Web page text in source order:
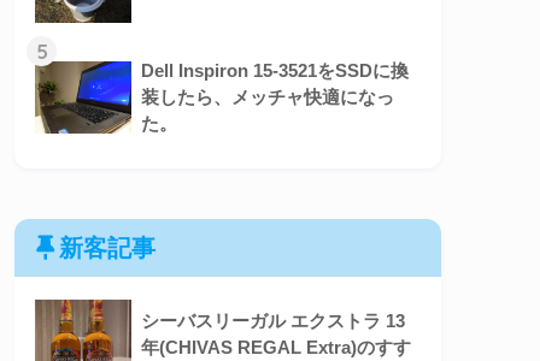
5
Dell Inspiron 15-3521をSSDに換
装したら、メッチャ快適になっ
た。
新客記事
シーバスリーガル エクストラ 13
年(CHIVAS REGAL Extra)のすす